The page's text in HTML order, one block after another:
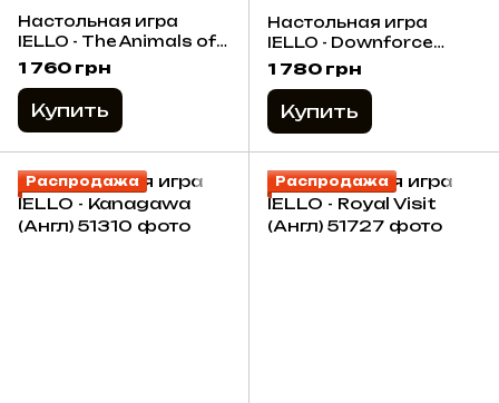
Настольная игра
IELLO - The Animals of
Baker Street (Англ)
1 760 грн
Купить
Настольная игра
IELLO - Downforce
(Англ)
1 780 грн
Купить
Распродажа Распродажа